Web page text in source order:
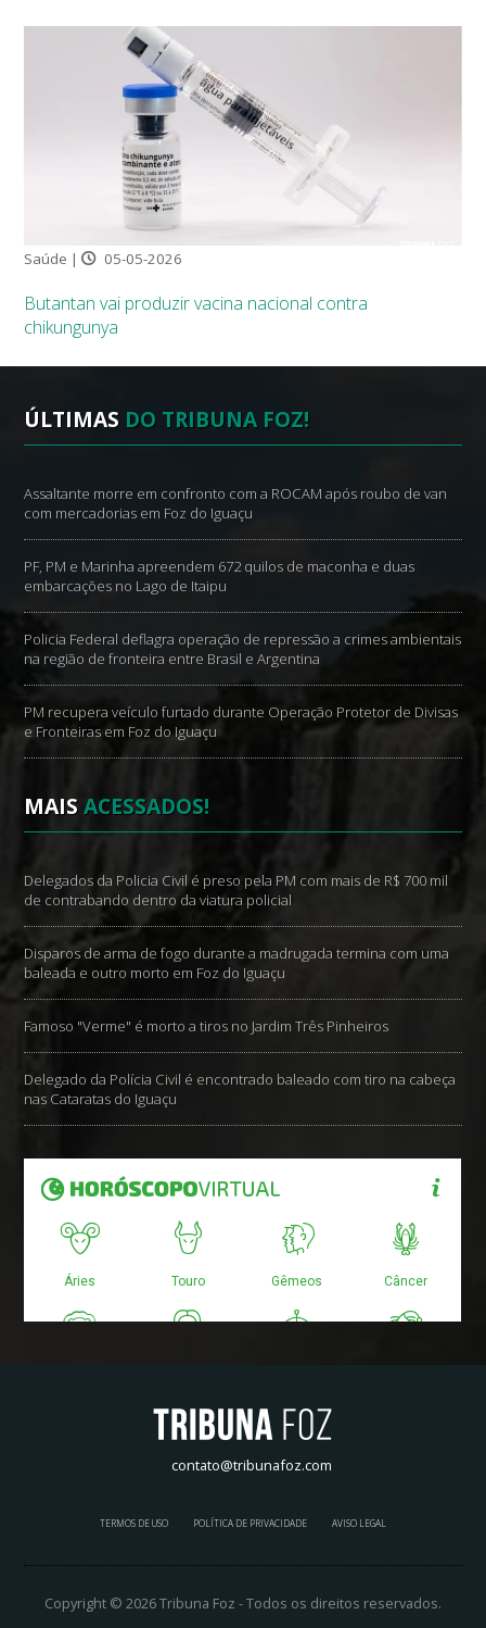
Saúde | 05-05-2026
Butantan vai produzir vacina nacional contra
chikungunya
ÚLTIMAS DO TRIBUNA FOZ!
Assaltante morre em confronto com a ROCAM após roubo de van
com mercadorias em Foz do Iguaçu
PF, PM e Marinha apreendem 672 quilos de maconha e duas
embarcações no Lago de Itaipu
Policia Federal deflagra operação de repressão a crimes ambientais
na região de fronteira entre Brasil e Argentina
PM recupera veículo furtado durante Operação Protetor de Divisas
e Fronteiras em Foz do Iguaçu
MAISACESSADOS!
Delegados da Policia Civil é preso pela PM com mais de R$ 700 mil
de contrabando dentro da viatura policial
Disparos de arma de fogo durante a madrugada termina com uma
baleada e outro morto em Foz do Iguaçu
Famoso "Verme" é morto a tiros no Jardim Três Pinheiros
Delegado da Polícia Civil é encontrado baleado com tiro na cabeça
nas Cataratas do Iguaçu
contato@tribunafoz.com
TERMOS DE USO POLÍTICA DE PRIVACIDADE AVISO LEGAL
Copyright © 2026 Tribuna Foz - Todos os direitos reservados.